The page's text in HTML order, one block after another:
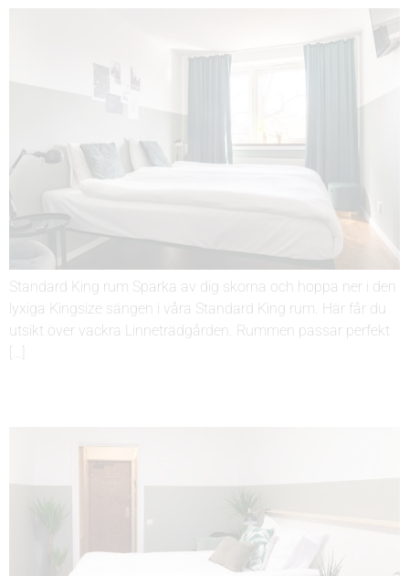
Standard King rum Sparka av dig skorna och hoppa ner i den
lyxiga Kingsize sängen i våra Standard King rum. Här får du
utsikt över vackra Linneträdgården. Rummen passar perfekt